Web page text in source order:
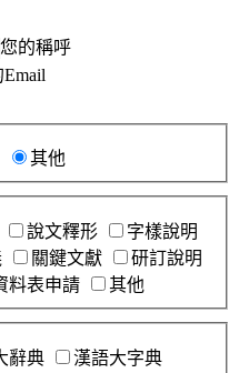
您的稱呼
其他
說文釋形
字樣說明
關鍵文獻
研訂說明
料表申請 其他
辭典
漢語大字典